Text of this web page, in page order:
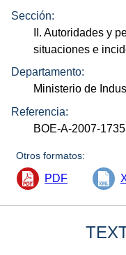
Sección:
II. Autoridades y
situaciones e
Departamento:
Ministerio de
Referencia:
BOE-A-2007-1735
Otros formatos:
PDF